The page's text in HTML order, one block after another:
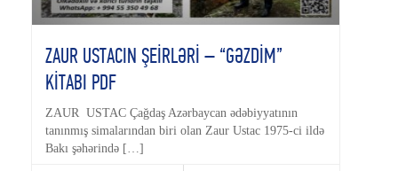
ZAUR USTACIN ŞEİRLƏRİ – “GƏZDİM”
KİTABI PDF
ZAUR USTAC Çağdaş Azərbaycan ədəbiyyatının
tanınmış simalarından biri olan Zaur Ustac 1975-ci ildə
Bakı şəhərində […]